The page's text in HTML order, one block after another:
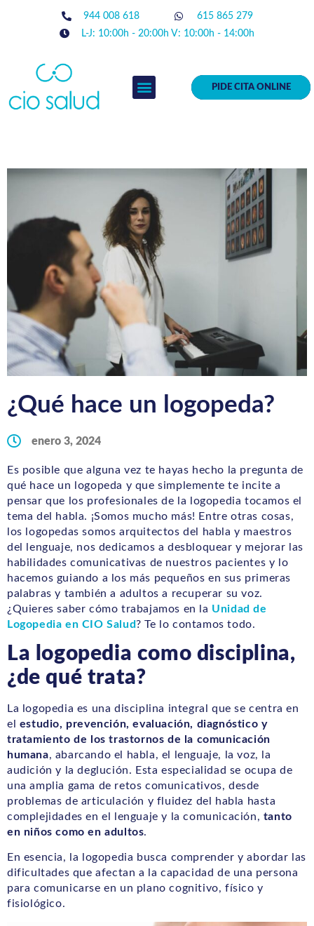
944 008 618
615 865 279
L-J: 10:00h - 20:00h V: 10:00h - 14:00h
PIDE CITA ONLINE
¿Qué hace un logopeda?
enero 3, 2024
Es posible que alguna vez te hayas hecho la pregunta de
qué hace un logopeda y que simplemente te incite a
pensar que los profesionales de la logopedia tocamos el
tema del habla. ¡Somos mucho más! Entre otras cosas,
los logopedas somos arquitectos del habla y maestros
del lenguaje, nos dedicamos a desbloquear y mejorar las
habilidades comunicativas de nuestros pacientes y lo
hacemos guiando a los más pequeños en sus primeras
palabras y también a adultos a recuperar su voz.
¿Quieres saber cómo trabajamos en la Unidad de
Logopedia en CIO Salud? Te lo contamos todo.
La logopedia como disciplina,
¿de qué trata?
La logopedia es una disciplina integral que se centra en
el estudio, prevención, evaluación, diagnóstico y
tratamiento de los trastornos de la comunicación
humana, abarcando el habla, el lenguaje, la voz, la
audición y la deglución. Esta especialidad se ocupa de
una amplia gama de retos comunicativos, desde
problemas de articulación y fluidez del habla hasta
complejidades en el lenguaje y la comunicación, tanto
en niños como en adultos.
En esencia, la logopedia busca comprender y abordar las
dificultades que afectan a la capacidad de una persona
para comunicarse en un plano cognitivo, físico y
fisiológico.